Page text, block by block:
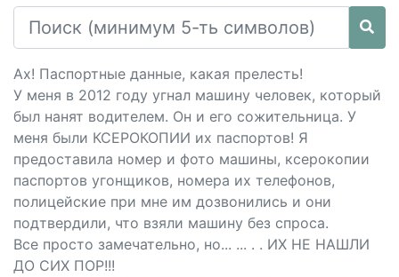
Ах! Паспортные данные, какая прелесть!
У меня в 2012 году угнал машину человек, который
был нанят водителем. Он и его сожительница. У
меня были КСЕРОКОПИИ их паспортов! Я
предоставила номер и фото машины, ксерокопии
паспортов угонщиков, номера их телефонов,
полицейские при мне им дозвонились и они
подтвердили, что взяли машину без спроса.
Все просто замечательно, но... ... . . ИХ НЕ НАШЛИ
ДО СИХ ПОР!!!